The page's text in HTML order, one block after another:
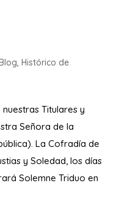
Blog, Histórico de
Titulares y
Señora de la
La Cofradía de
y Soledad, los días
Solemne Triduo en